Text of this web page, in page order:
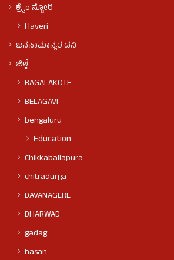
ಕ್ರೈಂ ಸ್ಟೋರಿ
Haveri
ಜನಸಾಮಾನ್ಯರ ದನಿ
ಜಿಲ್ಲೆ
BAGALAKOTE
BELAGAVI
bengaluru
Education
Chikkaballapura
chitradurga
DAVANAGERE
DHARWAD
gadag
hasan